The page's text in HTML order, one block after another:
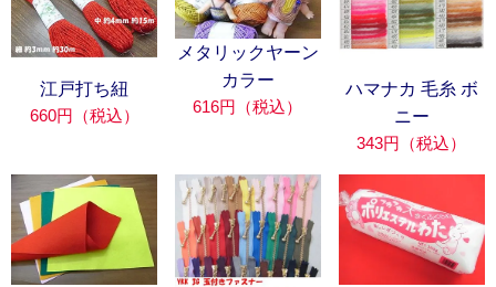
江戸打ち紐
660円（税込）
メタリックヤーン
カラー
616円（税込）
ハマナカ 毛糸 ボ
ニー
343円（税込）